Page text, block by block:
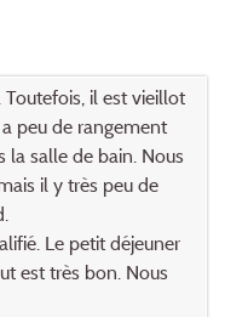
il est vieillot
peu de rangement
la salle de bain. Nous
il y très peu de
Le petit déjeuner
est très bon. Nous